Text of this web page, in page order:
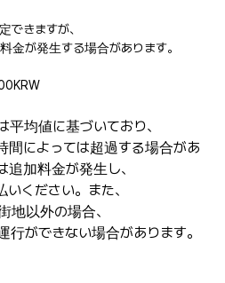
できますが、
金が発生する場合があります。
均値に基づいており、
間によっては超過する場合があ
追加料金が発生し、
ください。また、
地以外の場合、
ができない場合があります。